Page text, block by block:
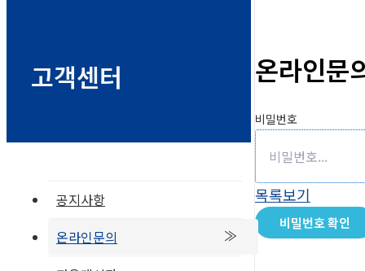
고객센터
공지사항
온라인문의
온라인문
비밀번호
목록보기
비밀번호 확인